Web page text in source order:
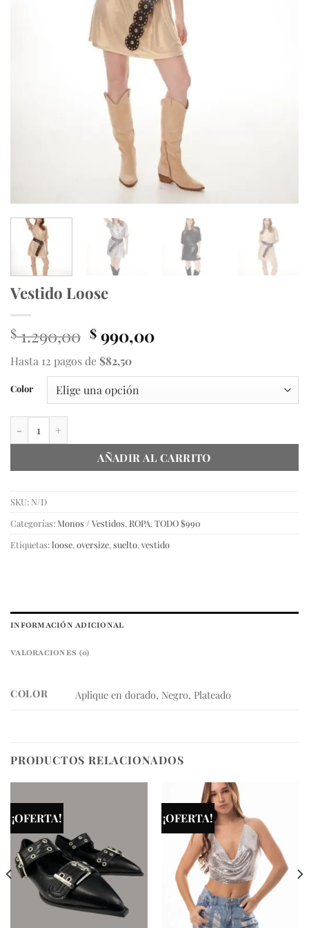
Vestido Loose
$1.290,00 El
precio
original
era:
$ 1.290,00.
$ 990,00El
es:
$ 990,00.
Hasta 12 pagos de $82,50
Color
AÑADIR AL CARRITO
SKU: N/D
Categorías: Monos / Vestidos, ROPA, TODO $990
Etiquetas:loose, oversize, suelto, vestido
INFORMACIÓN ADICIONAL
VALORACIONES (0)
COLOR Aplique en dorado, Negro, Plateado
PRODUCTOS RELACIONADOS
¡OFERTA! ¡OFERTA!